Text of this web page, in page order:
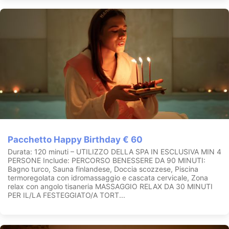
Tour delle campagne segestane in quad
Escursioni a cavallo
IT081005A1BH6ZDO9C
Pacchetto Happy Birthday € 60
Durata: 120 minuti – UTILIZZO DELLA SPA IN ESCLUSIVA MIN 4
PERSONE Include: PERCORSO BENESSERE DA 90 MINUTI:
Bagno turco, Sauna finlandese, Doccia scozzese, Piscina
termoregolata con idromassaggio e cascata cervicale, Zona
relax con angolo tisaneria MASSAGGIO RELAX DA 30 MINUTI
PER IL/LA FESTEGGIATO/A TORT...